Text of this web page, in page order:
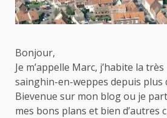
Bonjour,
Je m’appelle Marc, j’habite la
sainghin-en-weppes depuis plus
Bievenue sur mon blog ou je
mes bons plans et bien d’autres